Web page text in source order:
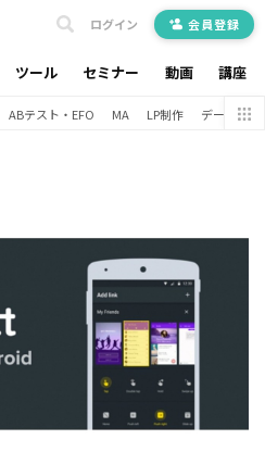
ツール セミナー 動画 講座
ログイン 会員登録
ABテスト・EFO MA LP制作 データ分析